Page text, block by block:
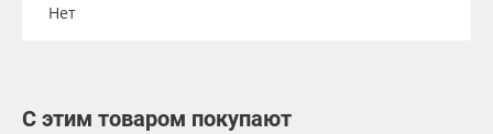
Нет
С этим товаром покупают